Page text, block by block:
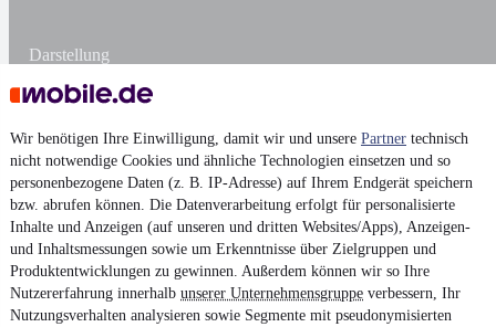
Wir benötigen Ihre Einwilligung, damit wir und unsere Partner technisch
nicht notwendige Cookies und ähnliche Technologien einsetzen und so
personenbezogene Daten (z. B. IP-Adresse) auf Ihrem Endgerät speichern
bzw. abrufen können. Die Datenverarbeitung erfolgt für personalisierte
Inhalte und Anzeigen (auf unseren und dritten Websites/Apps), Anzeigen-
und Inhaltsmessungen sowie um Erkenntnisse über Zielgruppen und
Produktentwicklungen zu gewinnen. Außerdem können wir so Ihre
Nutzererfahrung innerhalb unserer Unternehmensgruppe verbessern, Ihr
Nutzungsverhalten analysieren sowie Segmente mit pseudonymisierten
Darstellung